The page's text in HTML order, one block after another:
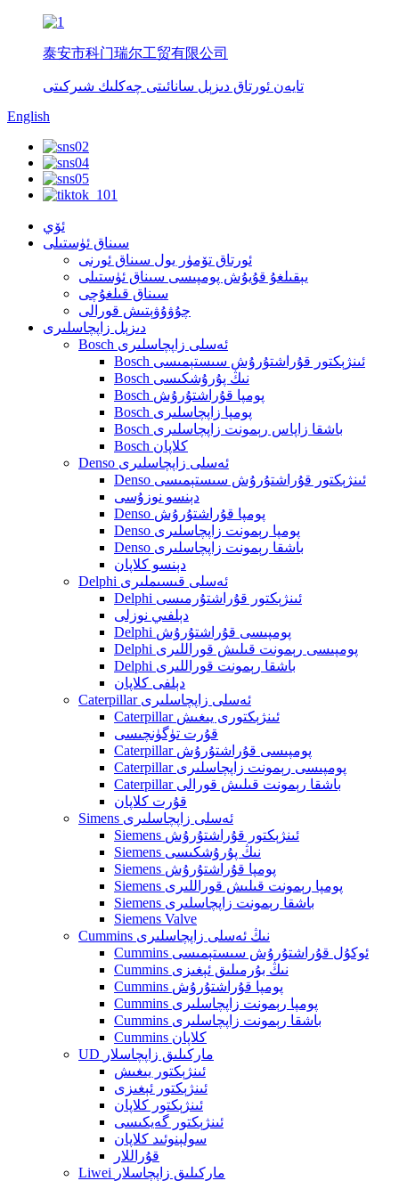
泰安市科门瑞尔工贸有限公司
تايەن ئورتاق دىزېل سانائىتى چەكلىك شىركىتى
English
ئۆي
سىناق ئۈستىلى
ئورتاق تۆمۈر يول سىناق ئورنى
يېقىلغۇ قۇيۇش پومپىسى سىناق ئۈستىلى
سىناق قىلغۇچى
چۇۋۇۋېتىش قورالى
دىزېل زاپچاسلىرى
Bosch ئەسلى زاپچاسلىرى
Bosch ئىنژېكتور قۇراشتۇرۇش سىستېمىسى
Bosch نىڭ پۇرۇشكىسى
Bosch پومپا قۇراشتۇرۇش
Bosch پومپا زاپچاسلىرى
Bosch باشقا زاپاس رېمونت زاپچاسلىرى
Bosch كلاپان
Denso ئەسلى زاپچاسلىرى
Denso ئىنژېكتور قۇراشتۇرۇش سىستېمىسى
دېنسو نوزۇسى
Denso پومپا قۇراشتۇرۇش
Denso پومپا رېمونت زاپچاسلىرى
Denso باشقا رېمونت زاپچاسلىرى
دېنسو كلاپان
Delphi ئەسلى قىسىملىرى
Delphi ئىنژېكتور قۇراشتۇرمىسى
دېلفىي نوزلى
Delphi پومپىسى قۇراشتۇرۇش
Delphi پومپىسى رېمونت قىلىش قوراللىرى
Delphi باشقا رېمونت قوراللىرى
دېلفى كلاپان
Caterpillar ئەسلى زاپچاسلىرى
Caterpillar ئىنژېكتورى يىغىش
قۇرت تۈگۈنچىسى
Caterpillar پومپىسى قۇراشتۇرۇش
Caterpillar پومپىسى رېمونت زاپچاسلىرى
Caterpillar باشقا رېمونت قىلىش قورالى
قۇرت كلاپان
Simens ئەسلى زاپچاسلىرى
Siemens ئىنژېكتور قۇراشتۇرۇش
Siemens نىڭ پۇرۇشكىسى
Siemens پومپا قۇراشتۇرۇش
Siemens پومپا رېمونت قىلىش قوراللىرى
Siemens باشقا رېمونت زاپچاسلىرى
Siemens Valve
Cummins نىڭ ئەسلى زاپچاسلىرى
Cummins ئوكۇل قۇراشتۇرۇش سىستېمىسى
Cummins نىڭ بۇرمىلىق ئېغىزى
Cummins پومپا قۇراشتۇرۇش
Cummins پومپا رېمونت زاپچاسلىرى
Cummins باشقا رېمونت زاپچاسلىرى
Cummins كلاپان
UD ماركىلىق زاپچاسلار
ئىنژېكتور يىغىش
ئىنژېكتور ئېغىزى
ئىنژېكتور كلاپان
ئىنژېكتور گەيكىسى
سولېنوئىد كلاپان
قۇراللار
Liwei ماركىلىق زاپچاسلار